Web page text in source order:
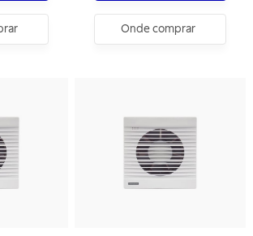
Onde comprar